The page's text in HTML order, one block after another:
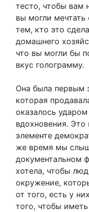
тесто, чтобы вам
вы могли
тем, кто это
домашнего
что вы могли бы
вкус голограмму.
Она была первым
которая
оказалось
вдохновения.
элементе
же время мы
документальном
хотела, чтобы
окружение,
от того, есть у
того, чтобы